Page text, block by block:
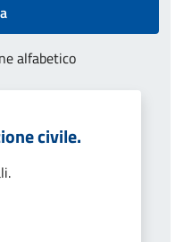
alfabetico
civile.